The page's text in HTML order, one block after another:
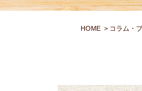
HOME コラム・